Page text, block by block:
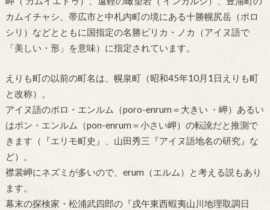
カムイチャシ、帯広市と中札内町の境にある十勝幌尻岳（ポロ
シリ）などとともに国指定の名勝ピリカ・ノカ（アイヌ語で
「美しい・形」を意味）に指定されています。
えりも町の以前の町名は、幌泉町（昭和45年10月1日えりも町
と改称）。
アイヌ語のポロ・エンルム（poro-enrum＝大きい ・岬）あるい
はポン・エンルム（pon-enrum＝小さい岬）の転訛だと推測で
きます（『エリモ町史』、山田秀三『アイヌ語地名の研究』な
ど）。
襟裳岬にネズミが多いので、erum（エルム）と考える説もあり
ます。
幕末の探検家・松浦武四郎の『戌午東西蝦夷山川地理取調日